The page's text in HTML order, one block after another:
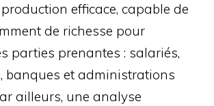
efficace, capable de
de richesse pour
parties prenantes : salariés,
banques et administrations
ailleurs, une analyse